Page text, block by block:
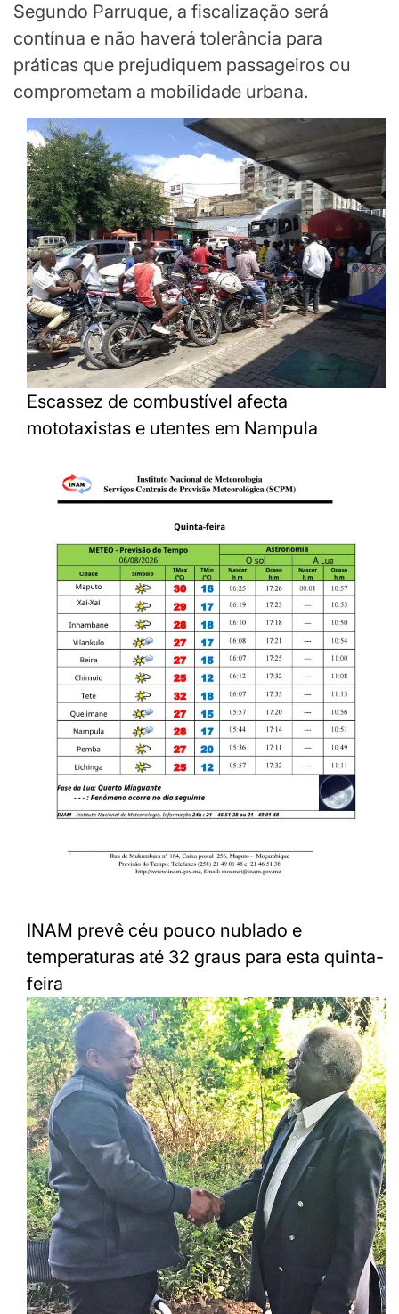
Segundo Parruque, a fiscalização será
contínua e não haverá tolerância para
práticas que prejudiquem passageiros ou
comprometam a mobilidade urbana.
Escassez de combustível afecta
mototaxistas e utentes em Nampula
INAM prevê céu pouco nublado e
temperaturas até 32 graus para esta quinta-
feira